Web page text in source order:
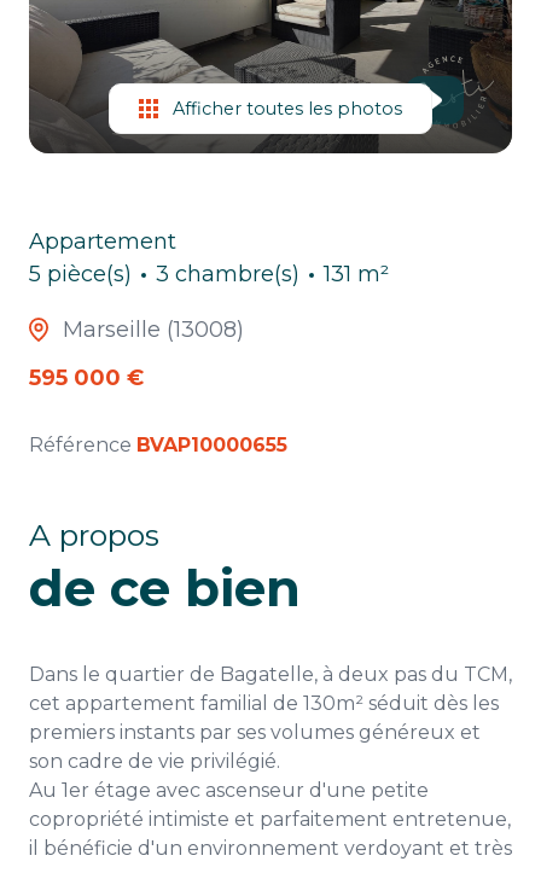
Afficher toutes les photos
Appartement
5 pièce(s)
3 chambre(s) 131 m²
Marseille (13008)
595 000 €
Référence BVAP10000655
A propos
de ce bien
Dans le quartier de Bagatelle, à deux pas du TCM,
cet appartement familial de 130m² séduit dès les
premiers instants par ses volumes généreux et
son cadre de vie privilégié.
Au 1er étage avec ascenseur d'une petite
copropriété intimiste et parfaitement entretenue,
il bénéficie d'un environnement verdoyant et très